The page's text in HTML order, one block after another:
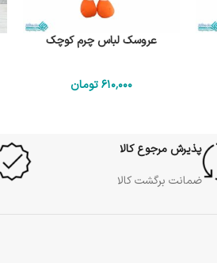
عروسک لباس چرم کوچک
610٬000تومان
پذیرش مرجوع کالا
ضمانت برگشت کالا